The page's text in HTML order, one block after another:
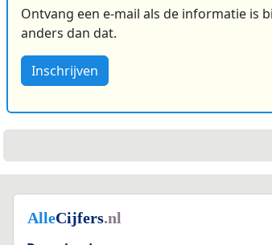
Ontvang een e-mail als de informatie is
anders dan dat.
Inschrijven